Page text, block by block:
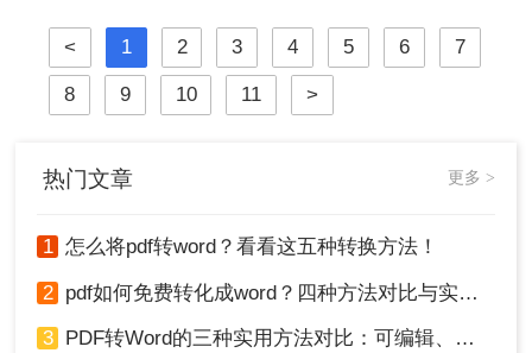
崩坏、扫描件变乱码……
< 1 2 3 4 5 6 7
8 9 10 11 >
热门文章 更多 >
1 怎么将pdf转word？看看这五种转换方法！
2 pdf如何免费转化成word？四种方法对比与实操指南（附详细表格）
3 PDF转Word的三种实用方法对比：可编辑、保格式、避风险！